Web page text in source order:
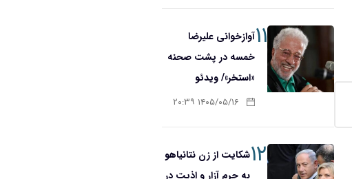
۱۱آوازخوانی علیرضا
خمسه در پشت صحنه
«استخر»/ ویدئو
۱۴۰۵/۰۵/۱۶ ۲۰:۳۹
۱۲شکایت از زن نتانیاهو
به جرم آزار و اذیت در